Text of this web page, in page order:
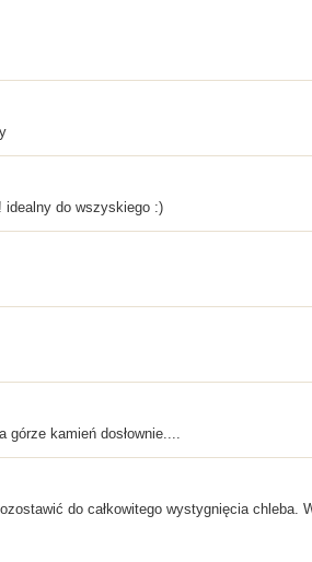
idealny do wszyskiego :)
górze kamień dosłownie....
do całkowitego wystygnięcia chleba.